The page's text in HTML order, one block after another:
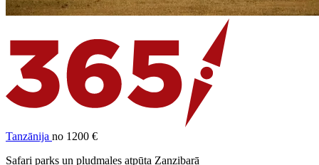
Tanzānija no 1200 €
Safari parks un pludmales atpūta Zanzibarā